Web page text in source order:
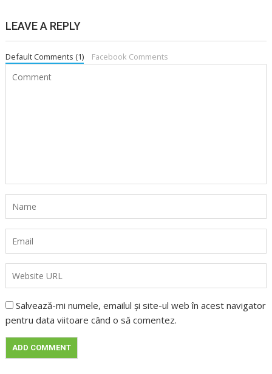
LEAVE A REPLY
Default Comments (1) Facebook Comments
Salvează-mi numele, emailul și site-ul web în acest navigator
pentru data viitoare când o să comentez.